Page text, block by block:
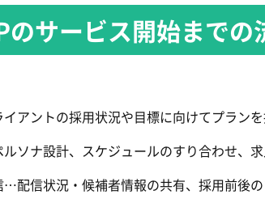
サービス開始までの
アントの採用状況や目標に向けてプラン
ソナ設計、スケジュールのすり合わせ、
…配信状況・候補者情報の共有、採用前後